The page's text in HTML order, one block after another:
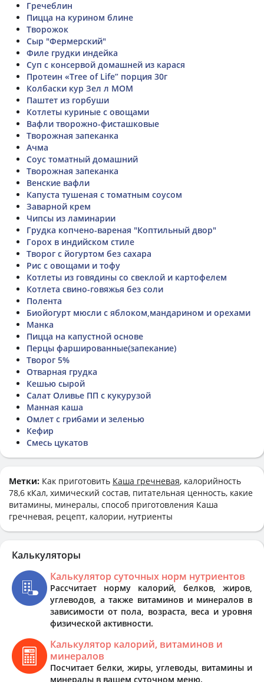
Гречеблин
Пицца на курином блине
Творожок
Сыр "Фермерский"
Филе грудки индейка
Суп с консервой домашней из карася
Протеин «Tree of Life” порция 30г
Колбаски кур Зел л МОМ
Паштет из горбуши
Котлеты куриные с овощами
Вафли творожно-фисташковые
Творожная запеканка
Ачма
Соус томатный домашний
Творожная запеканка
Венские вафли
Капуста тушеная с томатным соусом
Заварной крем
Чипсы из ламинарии
Грудка копчено-вареная "Коптильный двор"
Горох в индийском стиле
Творог с йогуртом без сахара
Рис с овощами и тофу
Котлеты из говядины со свеклой и картофелем
Котлета свино-говяжья без соли
Полента
Биойогурт мюсли с яблоком,мандарином и орехами
Манка
Пицца на капустной основе
Перцы фаршированные(запекание)
Творог 5%
Отварная грудка
Кешью сырой
Салат Оливье ПП с кукурузой
Манная каша
Омлет с грибами и зеленью
Кефир
Смесь цукатов
Метки: Как приготовить Каша гречневая, калорийность
78,6 кКал, химический состав, питательная ценность, какие
витамины, минералы, способ приготовления Каша
гречневая, рецепт, калории, нутриенты
Калькуляторы
Калькулятор суточных норм нутриентов
Рассчитает норму калорий, белков, жиров,
углеводов, а также витаминов и минералов в
зависимости от пола, возраста, веса и уровня
физической активности.
Калькулятор калорий, витаминов и
минералов
Посчитает белки, жиры, углеводы, витамины и
минералы в вашем суточном меню.